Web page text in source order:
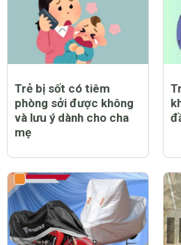
Trẻ bị sốt có tiêm
phòng sởi được không
và lưu ý dành cho cha
mẹ